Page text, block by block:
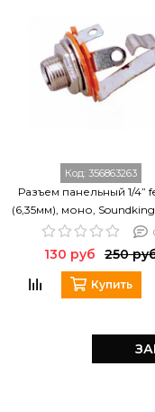
Код: 356863263
Разъем панельный 1/4”
(6,35мм), моно, Soundking
130 руб 250
Купить